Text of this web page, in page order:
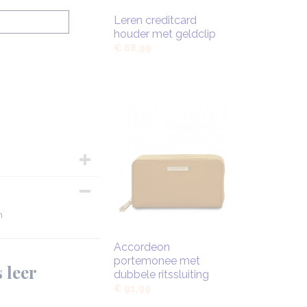
leer
Leren creditcard
houder met geldclip
€ 68,99
Accordeon
portemonee met
dubbele ritssluiting
€ 91,99